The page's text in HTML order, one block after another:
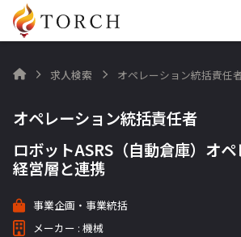
 求人検索 オペレーション統括責任
オペレーション統括責任者
ロボットASRS（自動倉庫）オ
経営層と連携
事業企画・事業統括
メーカー : 機械